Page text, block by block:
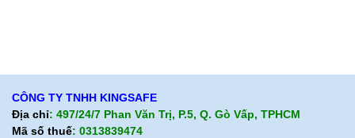
CÔNG TY TNHH KINGSAFE
Địa chỉ: 497/24/7 Phan Văn Trị, P.5, Q. Gò Vấp, TPHCM
Mã số thuế: 0313839474